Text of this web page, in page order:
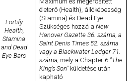
Fortify
Health,
Stamina
and Dead
Eye Bars
életerő (Health), állóképesség
(Stamina) és Dead Eye.
Szükséges hozzá a New
Hanover Gazette 36. száma, a
Saint Denis Times 52. száma
vagy a Blackwater Ledger 71.
száma, mely a Chapter 6 "The
King's Son" küldetése után
kapható